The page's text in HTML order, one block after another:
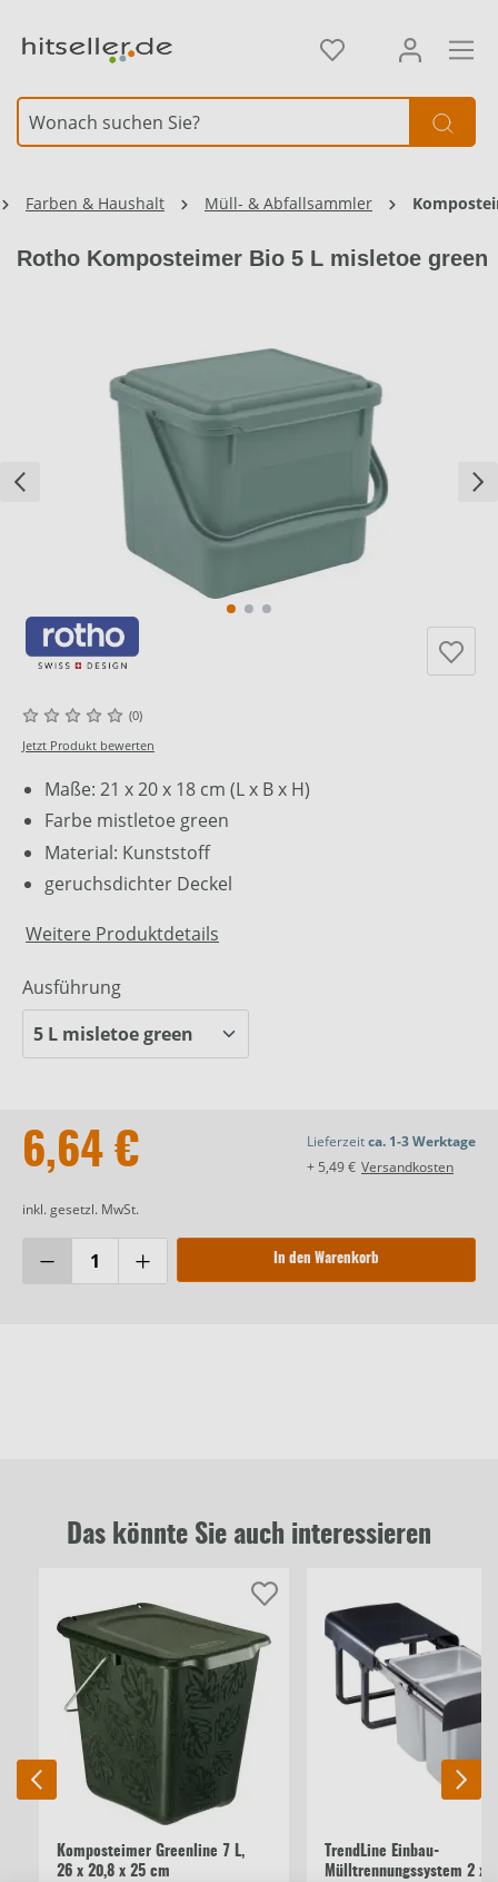
Farben & Haushalt Müll- & Abfallsammler
Rotho Komposteimer Bio 5 L misletoe green
(0)
Jetzt Produkt bewerten
Maße: 21 x 20 x 18 cm (L x B x H)
Farbe mistletoe green
Material: Kunststoff
geruchsdichter Deckel
Weitere Produktdetails
Ausführung
6,64 €
inkl. gesetzl. MwSt.
Lieferzeitca. 1-3 Werktage
+ 5,49 € Versandkosten
In den Warenkorb
Das könnte Sie auch interessieren
Komposteimer Greenline 7 L,
26 x 20,8 x 25 cm
TrendLine Einbau-
Mülltrennungssystem 2 x